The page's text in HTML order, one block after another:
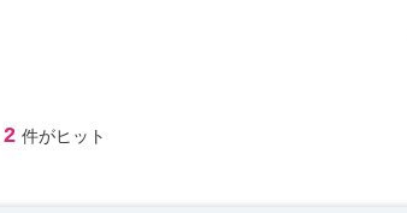
2 件がヒット